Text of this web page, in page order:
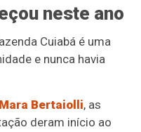
neste ano
Cuiabá é uma
e nunca havia
Mara Bertaiolli, as
deram início ao